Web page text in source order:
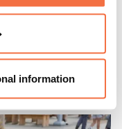
information
Relájate en
donde
con música de
charlas,
más... ¡solo para